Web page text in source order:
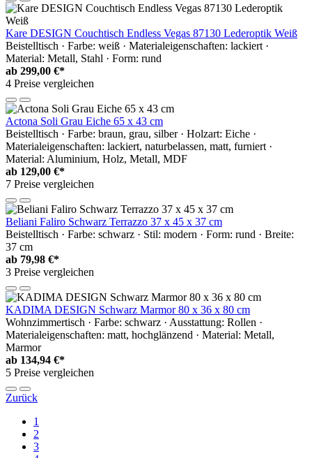
Kare DESIGN Couchtisch Endless Vegas 87130 Lederoptik Weiß
Beistelltisch · Farbe: weiß · Materialeigenschaften: lackiert ·
Material: Metall, Stahl · Form: rund
ab 299,00 €*
4 Preise vergleichen
Actona Soli Grau Eiche 65 x 43 cm
Beistelltisch · Farbe: braun, grau, silber · Holzart: Eiche ·
Materialeigenschaften: lackiert, naturbelassen, matt, furniert ·
Material: Aluminium, Holz, Metall, MDF
ab 129,00 €*
7 Preise vergleichen
Beliani Faliro Schwarz Terrazzo 37 x 45 x 37 cm
Beistelltisch · Farbe: schwarz · Stil: modern · Form: rund · Breite:
37 cm
ab 79,98 €*
3 Preise vergleichen
KADIMA DESIGN Schwarz Marmor 80 x 36 x 80 cm
Wohnzimmertisch · Farbe: schwarz · Ausstattung: Rollen ·
Materialeigenschaften: matt, hochglänzend · Material: Metall,
Marmor
ab 134,94 €*
5 Preise vergleichen
Zurück
1
2
3